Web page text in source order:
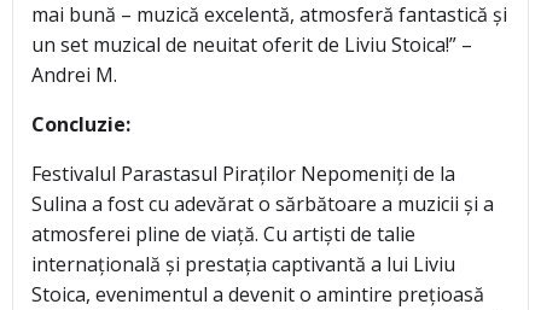
mai bună – muzică excelentă, atmosferă fantastică și
un set muzical de neuitat oferit de Liviu Stoica!” –
Andrei M.
Concluzie:
Festivalul Parastasul Piraților Nepomeniți de la
Sulina a fost cu adevărat o sărbătoare a muzicii și a
atmosferei pline de viață. Cu artiști de talie
internațională și prestația captivantă a lui Liviu
Stoica, evenimentul a devenit o amintire prețioasă